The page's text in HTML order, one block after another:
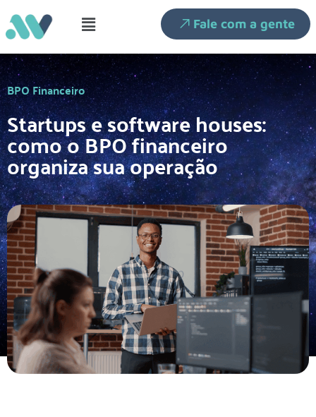
Fale com a gente
BPO Financeiro
Startups e software houses:
como o BPO financeiro
organiza sua operação